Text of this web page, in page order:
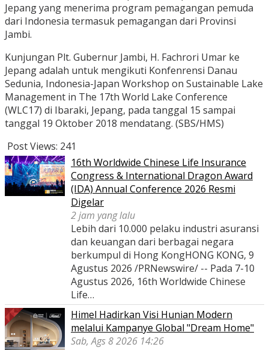
Jepang yang menerima program pemagangan pemuda
dari Indonesia termasuk pemagangan dari Provinsi
Jambi.
Kunjungan Plt. Gubernur Jambi, H. Fachrori Umar ke
Jepang adalah untuk mengikuti Konfenrensi Danau
Sedunia, Indonesia-Japan Workshop on Sustainable Lake
Management in The 17th World Lake Conference
(WLC17) di Ibaraki, Jepang, pada tanggal 15 sampai
tanggal 19 Oktober 2018 mendatang. (SBS/HMS)
Post Views: 241
16th Worldwide Chinese Life Insurance
Congress & International Dragon Award
(IDA) Annual Conference 2026 Resmi
Digelar
2 jam yang lalu
Lebih dari 10.000 pelaku industri asuransi
dan keuangan dari berbagai negara
berkumpul di Hong KongHONG KONG, 9
Agustus 2026 /PRNewswire/ -- Pada 7-10
Agustus 2026, 16th Worldwide Chinese
Life…
Himel Hadirkan Visi Hunian Modern
melalui Kampanye Global "Dream Home"
Sab, Ags 8 2026 14:26